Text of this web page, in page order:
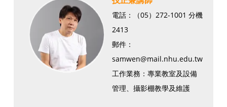
電話：（05）272-1001 分機
2413
郵件：
samwen@mail.nhu.edu.tw
​工作業務：專業教室及設備
管理、攝影棚教學及維護